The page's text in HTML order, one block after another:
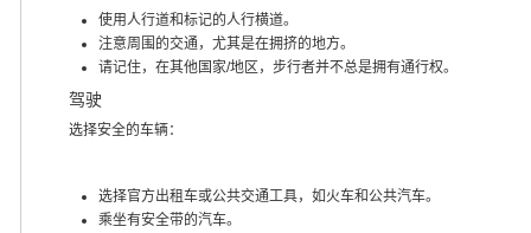
使用人行道和标记的人行横道。
注意周围的交通，尤其是在拥挤的地方。
请记住，在其他国家/地区，步行者并不总是拥有通行权。
驾驶
选择安全的车辆：
选择官方出租车或公共交通工具，如火车和公共汽车。
乘坐有安全带的汽车。